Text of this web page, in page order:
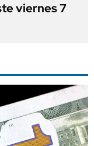
viernes 7